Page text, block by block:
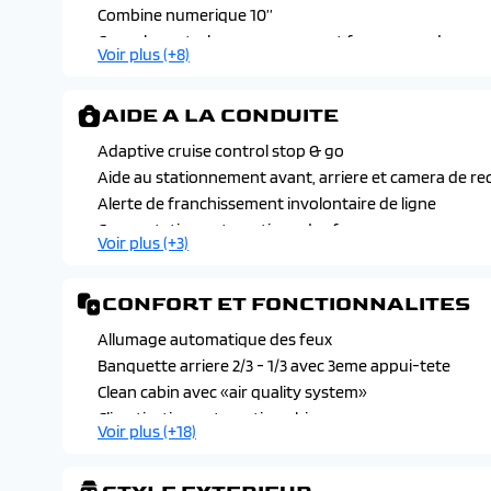
Sos & assistance
Combine numerique 10’’
Console centrale avec rangement ferme avec
Ds e-toggle
Pedalier aluminium
Retroviseur interieur electrochrome sans cadre
Sellerie tissu tresse basalte avec alcantara et toile ds
Seuils de portes avant
Volant cuir
Voir plus (+8)
AIDE A LA CONDUITE
Adaptive cruise control stop & go
Aide au stationnement avant, arriere et camera de
Alerte de franchissement involontaire de ligne
Commutation automatique des feux
Limiteur / regulateur de vitesse
Voir plus (+3)
CONFORT ET FONCTIONNALITES
Allumage automatique des feux
Banquette arriere 2/3 - 1/3 avec 3eme appui-tete
Clean cabin avec «air quality system»
Climatisation automatique bi-zone
Demarrage mains libres
Voir plus (+18)